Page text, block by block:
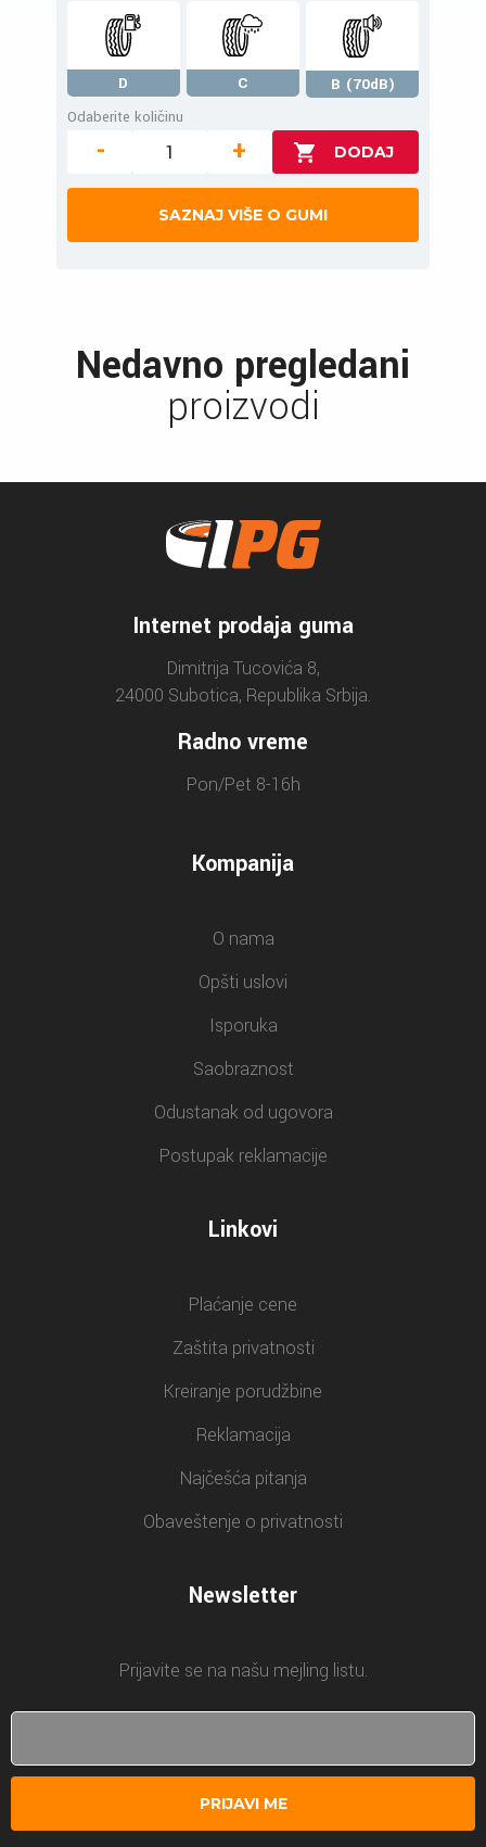
D C
B (70dB)
Odaberite količinu
- +
SAZNAJ VIŠE O GUMI
Nedavno pregledani
proizvodi
Internet prodaja guma
Dimitrija Tucovića 8,
24000 Subotica, Republika Srbija.
Radno vreme
Pon/Pet 8-16h
Kompanija
O nama
Opšti uslovi
Isporuka
Saobraznost
Odustanak od ugovora
Postupak reklamacije
Linkovi
Plaćanje cene
Zaštita privatnosti
Kreiranje porudžbine
Reklamacija
Najčešća pitanja
Obaveštenje o privatnosti
Newsletter
Prijavite se na našu mejling listu.
PRIJAVI ME